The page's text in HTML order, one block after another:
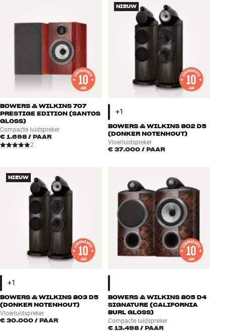
BOWERS & WILKINS 707
PRESTIGE EDITION (SANTOS
GLOSS)
Compacte luidspreker
€ 1.698 / PAAR
2
NIEUW
BOWERS & WILKINS 802 D5
(DONKER NOTENHOUT)
Vloerluidspreker
€ 37.000 / PAAR
NIEUW
BOWERS & WILKINS 803 D5
(DONKER NOTENHOUT)
Vloerluidspreker
€ 30.000 / PAAR
BOWERS & WILKINS 805 D4
SIGNATURE (CALIFORNIA
BURL GLOSS)
Compacte luidspreker
€ 13.498 / PAAR